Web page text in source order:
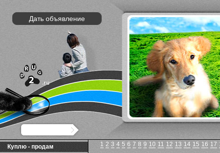
Дать объявление
1 2 3 4 5 6 7 8 9 10 11 12 13 14 15 16 17
Куплю - продам